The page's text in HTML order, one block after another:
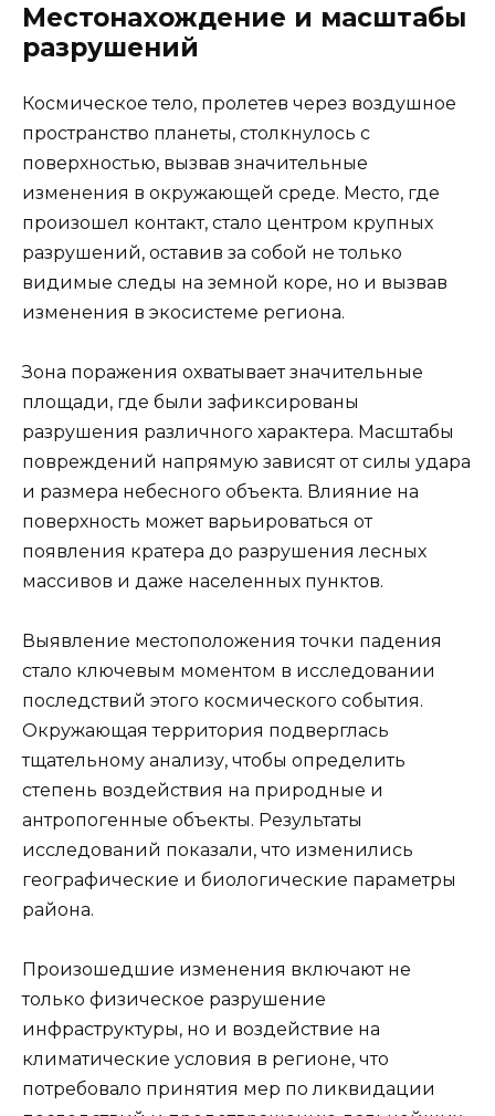
Местонахождение и масштабы
разрушений
Космическое тело, пролетев через воздушное
пространство планеты, столкнулось с
поверхностью, вызвав значительные
изменения в окружающей среде. Место, где
произошел контакт, стало центром крупных
разрушений, оставив за собой не только
видимые следы на земной коре, но и вызвав
изменения в экосистеме региона.
Зона поражения охватывает значительные
площади, где были зафиксированы
разрушения различного характера. Масштабы
повреждений напрямую зависят от силы удара
и размера небесного объекта. Влияние на
поверхность может варьироваться от
появления кратера до разрушения лесных
массивов и даже населенных пунктов.
Выявление местоположения точки падения
стало ключевым моментом в исследовании
последствий этого космического события.
Окружающая территория подверглась
тщательному анализу, чтобы определить
степень воздействия на природные и
антропогенные объекты. Результаты
исследований показали, что изменились
географические и биологические параметры
района.
Произошедшие изменения включают не
только физическое разрушение
инфраструктуры, но и воздействие на
климатические условия в регионе, что
потребовало принятия мер по ликвидации